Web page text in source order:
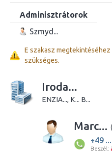
Adminisztrátorok
Szmyd...
E szakasz megtekintéséhez
szükséges.
Iroda...
ENZIA..., K... B...
Marc...
+49
Beszél: